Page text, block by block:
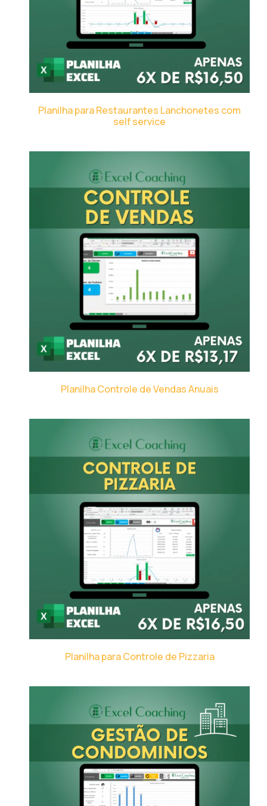
Planilha para Restaurantes Lanchonetes com
self service
Planilha Controle de Vendas Anuais
Planilha para Controle de Pizzaria